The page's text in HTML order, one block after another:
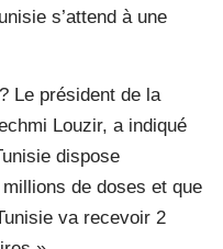
s’attend à une
Le président de la
Louzir, a indiqué
dispose
de doses et que
va recevoir 2